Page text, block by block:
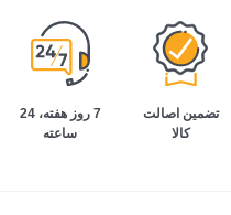
تضمین اصالت
کالا
7 روز هفته، 24
ساعته